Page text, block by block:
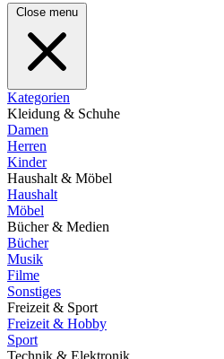
Close menu
Kategorien
Kleidung & Schuhe
Damen
Herren
Kinder
Haushalt & Möbel
Haushalt
Möbel
Bücher & Medien
Bücher
Musik
Filme
Sonstiges
Freizeit & Sport
Freizeit & Hobby
Sport
Technik & Elektronik